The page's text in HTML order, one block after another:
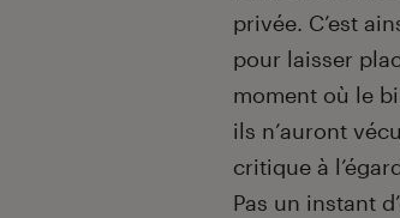
privée. C’est
pour laisser
moment où le
ils n’auront
critique à
Pas un instant